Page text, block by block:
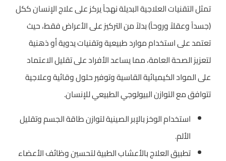
تمثل التقنيات العلاجية البديلة نهجاً يركز على علاج الإنسان ككل
(جسداً وعقلاً وروحاً) بدلاً من التركيز على الأعراض فقط، حيث
تعتمد على استخدام موارد طبيعية وتقنيات يدوية أو ذهنية
لتعزيز الصحة العامة، مما يساعد الأفراد على تقليل الاعتماد
على المواد الكيميائية القاسية وتوفير حلول وقائية وعلاجية
تتوافق مع التوازن البيولوجي الطبيعي للإنسان.
استخدام الوخز بالإبر الصينية لتوازن طاقة الجسم وتقليل
الألم.
تطبيق العلاج بالأعشاب الطبية لتحسين وظائف الأعضاء